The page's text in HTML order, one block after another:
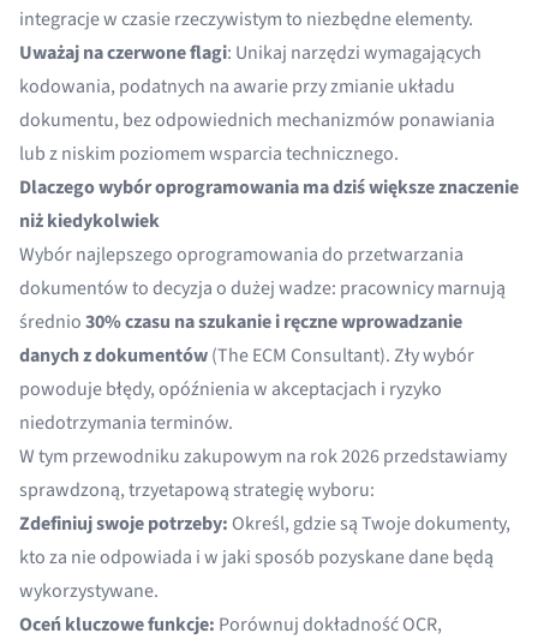
integracje w czasie rzeczywistym to niezbędne elementy.
Uważaj na czerwone flagi: Unikaj narzędzi wymagających
kodowania, podatnych na awarie przy zmianie układu
dokumentu, bez odpowiednich mechanizmów ponawiania
lub z niskim poziomem wsparcia technicznego.
Dlaczego wybór oprogramowania ma dziś większe znaczenie
niż kiedykolwiek
Wybór najlepszego oprogramowania do przetwarzania
dokumentów to decyzja o dużej wadze: pracownicy marnują
średnio30% czasu na szukanie i ręczne wprowadzanie
danych z dokumentów(The ECM Consultant). Zły wybór
powoduje błędy, opóźnienia w akceptacjach i ryzyko
niedotrzymania terminów.
W tym przewodniku zakupowym na rok 2026 przedstawiamy
sprawdzoną, trzyetapową strategię wyboru:
Zdefiniuj swoje potrzeby: Określ, gdzie są Twoje dokumenty,
kto za nie odpowiada i w jaki sposób pozyskane dane będą
wykorzystywane.
Oceń kluczowe funkcje: Porównuj dokładność OCR,